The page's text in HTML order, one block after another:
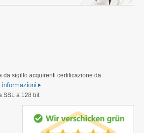
da sigillo acquirenti certificazione da
informazioni
SSL a 128 bit